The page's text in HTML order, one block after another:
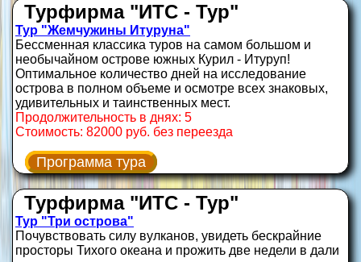
Турфирма "ИТС - Тур"
Тур "Жемчужины Итуруна"
Бессменная классика туров на самом большом и
необычайном острове южных Курил - Итуруп!
Оптимальное количество дней на исследование
острова в полном объеме и осмотре всех знаковых,
удивительных и таинственных мест.
Продолжительность в днях: 5
Стоимость: 82000 руб. без переезда
Программа тура
Турфирма "ИТС - Тур"
Тур "Три острова"
Почувствовать силу вулканов, увидеть бескрайние
просторы Тихого океана и прожить две недели в дали